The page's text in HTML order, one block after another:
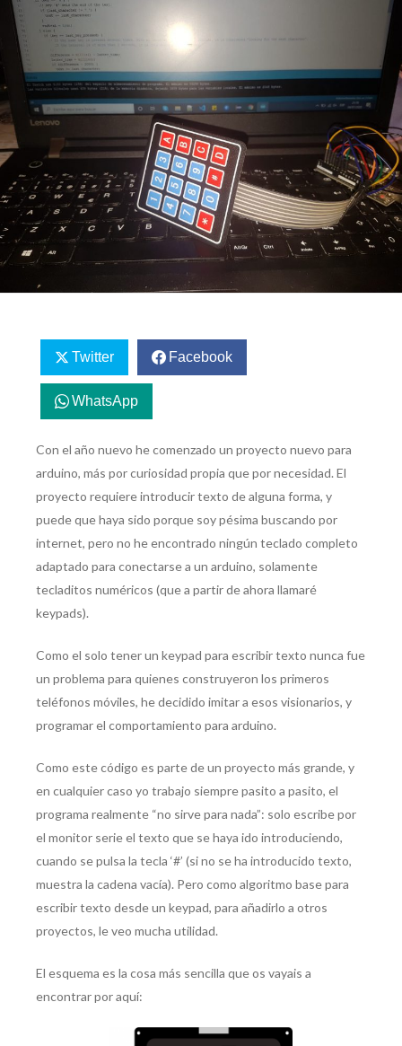
Twitter Facebook
WhatsApp
Con el año nuevo he comenzado un proyecto nuevo para
arduino, más por curiosidad propia que por necesidad. El
proyecto requiere introducir texto de alguna forma, y
puede que haya sido porque soy pésima buscando por
internet, pero no he encontrado ningún teclado completo
adaptado para conectarse a un arduino, solamente
tecladitos numéricos (que a partir de ahora llamaré
keypads).
Como el solo tener un keypad para escribir texto nunca fue
un problema para quienes construyeron los primeros
teléfonos móviles, he decidido imitar a esos visionarios, y
programar el comportamiento para arduino.
Como este código es parte de un proyecto más grande, y
en cualquier caso yo trabajo siempre pasito a pasito, el
programa realmente “no sirve para nada”: solo escribe por
el monitor serie el texto que se haya ido introduciendo,
cuando se pulsa la tecla ‘#’ (si no se ha introducido texto,
muestra la cadena vacía). Pero como algoritmo base para
escribir texto desde un keypad, para añadirlo a otros
proyectos, le veo mucha utilidad.
El esquema es la cosa más sencilla que os vayais a
encontrar por aquí: